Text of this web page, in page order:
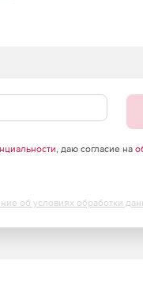
, даю согласие на
об условиях обработки